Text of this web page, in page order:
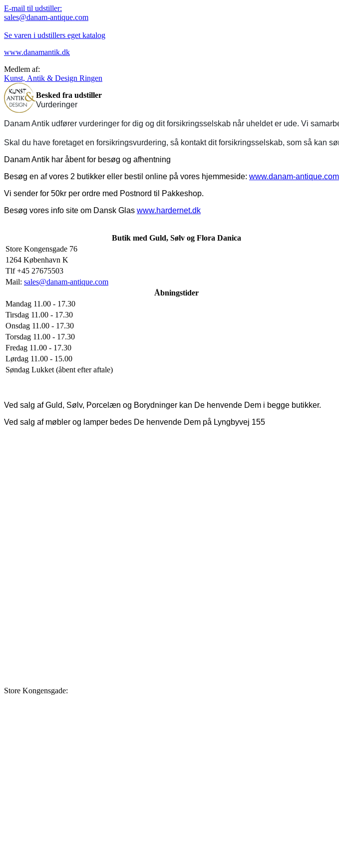
E-mail til udstiller:
sales@danam-antique.com
Se varen i udstillers eget katalog
www.danamantik.dk
Medlem af:
Kunst, Antik & Design Ringen
Besked fra udstiller
Vurderinger
Danam Antik udfører vurderinger for dig og dit forsikringsselskab når uheldet er ude. Vi
Skal du have foretaget en forsikringsvurdering, så kontakt dit forsikringsselskab, som så kan
Danam Antik har åbent for besøg og afhentning
Besøg en af vores 2 butikker eller bestil online på vores hjemmeside: www.danam-antique.com
Vi sender for 50kr per ordre med Postnord til Pakkeshop.
Besøg vores info site om Dansk Glas www.hardernet.dk
Butik med Guld, Sølv og Flora Danica
Store Kongensgade 76
1264 København K
Tlf +45 27675503
Mail: sales@danam-antique.com
Åbningstider
Mandag 11.00 - 17.30
Tirsdag 11.00 - 17.30
Onsdag 11.00 - 17.30
Torsdag 11.00 - 17.30
Fredag 11.00 - 17.30
Lørdag 11.00 - 15.00
Søndag Lukket (åbent efter aftale)
Ved salg af Guld, Sølv, Porcelæn og Borydninger kan De henvende Dem i begge butikker.
Ved salg af møbler og lamper bedes De henvende Dem på Lyngbyvej 155
Store Kongensgade: